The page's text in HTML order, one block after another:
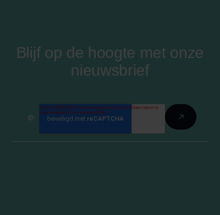
Blijf op de hoogte met onze
nieuwsbrief